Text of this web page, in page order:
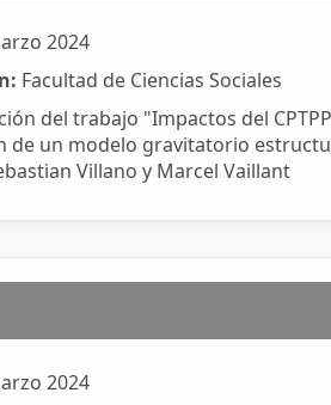
2024
Facultad de Ciencias Sociales
del trabajo "Impactos del
de un modelo gravitatorio
Villano y Marcel Vaillant
2024